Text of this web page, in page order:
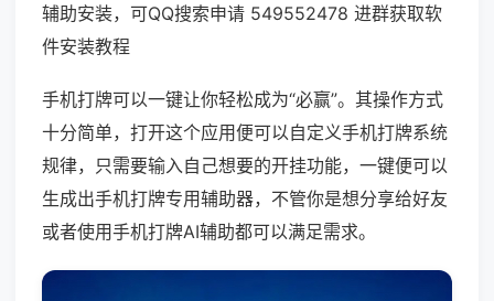
辅助安装，可QQ搜索申请 549552478 进群获取软
件安装教程
手机打牌可以一键让你轻松成为“必赢”。其操作方式
十分简单，打开这个应用便可以自定义手机打牌系统
规律，只需要输入自己想要的开挂功能，一键便可以
生成出手机打牌专用辅助器，不管你是想分享给好友
或者使用手机打牌AI辅助都可以满足需求。